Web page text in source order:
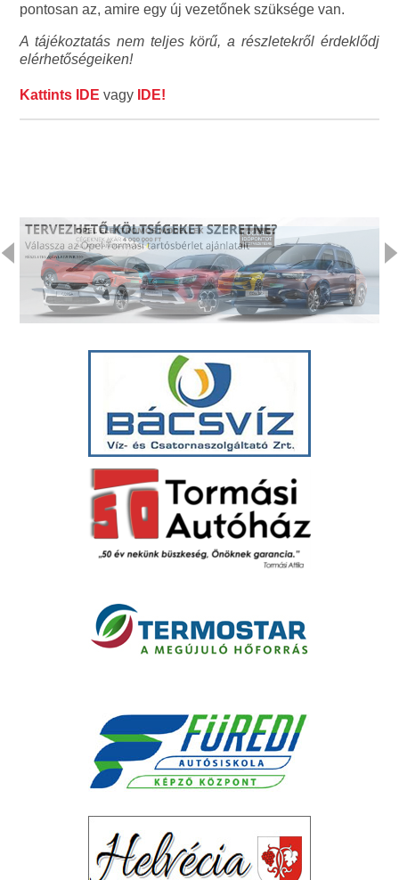
pontosan az, amire egy új vezetőnek szüksége van.
A tájékoztatás nem teljes körű, a részletekről érdeklődj
elérhetőségeiken!
Kattints IDE vagy IDE!